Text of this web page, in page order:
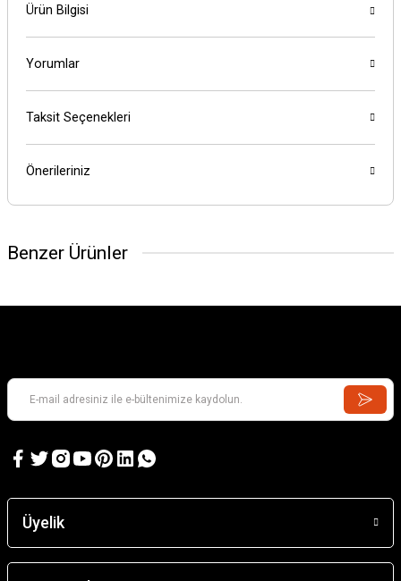
Ürün Bilgisi
Yorumlar
Taksit Seçenekleri
Önerileriniz
Benzer Ürünler
Üyelik